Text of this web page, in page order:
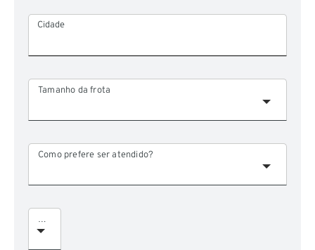
Cidade
Tamanho da frota
Como prefere ser atendido?
Assunto da Mensagem